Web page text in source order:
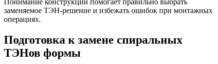
Понимание конструкции помогает правильно выбрать
заменяемое ТЭН-решение и избежать ошибок при монтажных
операциях.
Подготовка к замене спиральных
ТЭНов формы